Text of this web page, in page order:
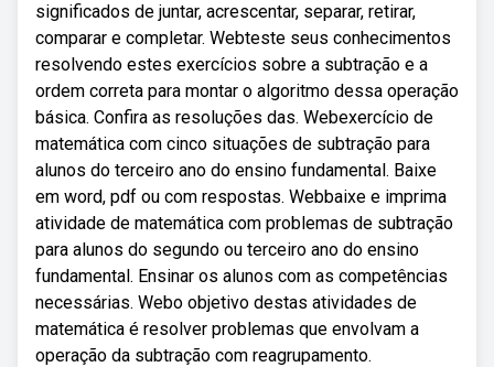
significados de juntar, acrescentar, separar, retirar,
comparar e completar. Webteste seus conhecimentos
resolvendo estes exercícios sobre a subtração e a
ordem correta para montar o algoritmo dessa operação
básica. Confira as resoluções das. Webexercício de
matemática com cinco situações de subtração para
alunos do terceiro ano do ensino fundamental. Baixe
em word, pdf ou com respostas. Webbaixe e imprima
atividade de matemática com problemas de subtração
para alunos do segundo ou terceiro ano do ensino
fundamental. Ensinar os alunos com as competências
necessárias. Webo objetivo destas atividades de
matemática é resolver problemas que envolvam a
operação da subtração com reagrupamento.